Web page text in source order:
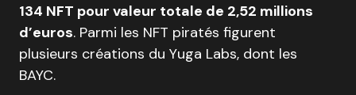
134 NFT pour valeur totale de 2,52 millions
d’euros. Parmi les NFT piratés figurent
plusieurs créations du Yuga Labs, dont les
BAYC.